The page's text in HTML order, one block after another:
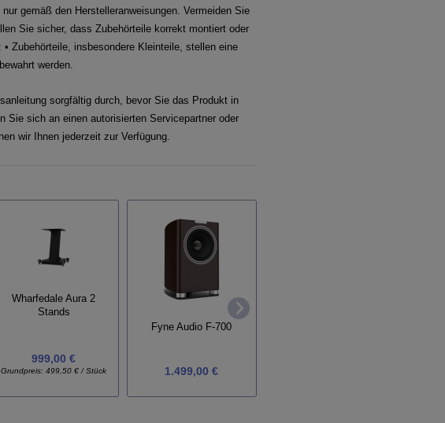
gemäß den Herstelleranweisungen. Vermeiden Sie
Sie sicher, dass Zubehörteile korrekt montiert oder
Zubehörteile, insbesondere Kleinteile, stellen eine
werden.
sorgfältig durch, bevor Sie das Produkt in
Sie sich an einen autorisierten Servicepartner oder
wir Ihnen jederzeit zur Verfügung.
Wharfedale Aura 2
Stands
999,00 €
Grundpreis:499,50 € / Stück
Fyne Audio F-700
1.499,00 €